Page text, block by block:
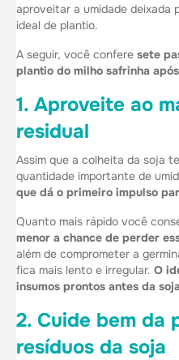
aproveitar a umidade deixada
ideal de plantio.
A seguir, você confere sete
plantio do milho safrinha
1. Aproveite ao
residual
Assim que a colheita da soja
quantidade importante de
que dá o primeiro impulso
Quanto mais rápido você
menor a chance de perder
além de comprometer a
fica mais lento e irregular. O
insumos prontos antes da
2. Cuide bem da
resíduos da soja